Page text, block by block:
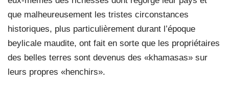
que malheureusement les tristes circonstances
historiques, plus particulièrement durant l’époque
beylicale maudite, ont fait en sorte que les propriétaires
des belles terres sont devenus des «khamasas» sur
leurs propres «henchirs».